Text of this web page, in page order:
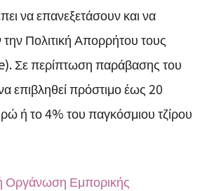
να επανεξετάσουν και να
Πολιτική Απορρήτου τους
Σε περίπτωση παράβασης του
επιβληθεί πρόστιμο έως 20
ή το 4% του παγκόσμιου τζίρου
Οργάνωση Εμπορικής